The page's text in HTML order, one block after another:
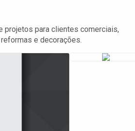
projetos para clientes comerciais,
e decorações.